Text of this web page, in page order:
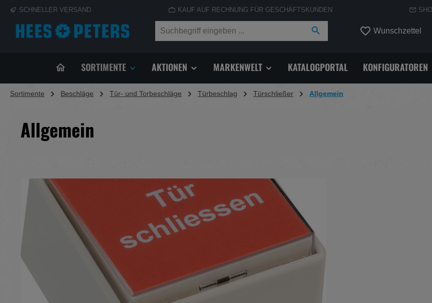
Zur Hauptnavigation springen
SCHNELLER VERSAND KAUF AUF RECHNUNG FÜR GESCHÄFTSKUNDEN
Wunschzettel
SORTIMENTE AKTIONEN MARKENWELT KATALOGPORTAL KONFIGURATOREN
Sortimente Beschläge Tür- und Torbeschläge Türbeschlag Türschließer Allgemein
Allgemein